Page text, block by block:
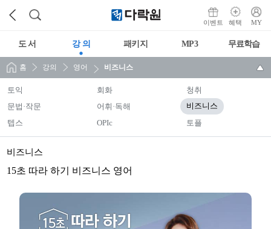
이벤트 혜택 MY
도 서 강 의 패키지 MP3 무료학습
홈 강의 영어 비즈니스
토익 회화
청취
문법·작문
어휘·독해 비즈니스
텝스 OPIc 토플
비즈니스
15초 따라 하기 비즈니스 영어